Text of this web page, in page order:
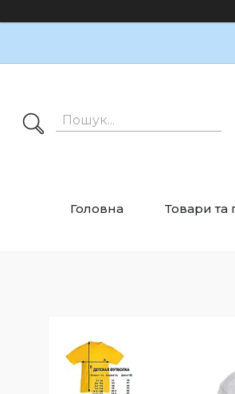
Головна Товари та